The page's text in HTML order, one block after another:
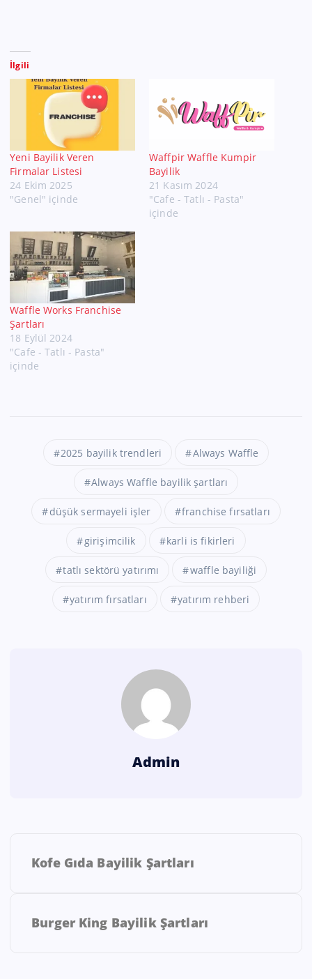
İlgili
Yeni Bayilik Veren
Firmalar Listesi
24 Ekim 2025
"Genel" içinde
Waffpir Waffle Kumpir
Bayilik
21 Kasım 2024
"Cafe - Tatlı - Pasta"
içinde
Waffle Works Franchise
Şartları
18 Eylül 2024
"Cafe - Tatlı - Pasta"
içinde
2025 bayilik trendleri Always Waffle
Always Waffle bayilik şartları
düşük sermayeli işler franchise fırsatları
girişimcilik karli is fikirleri
tatlı sektörü yatırımı waffle bayiliği
yatırım fırsatları yatırım rehberi
Admin
Kofe Gıda Bayilik Şartları
Burger King Bayilik Şartları